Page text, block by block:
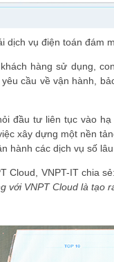
dịch vụ điện toán đám
hàng sử dụng,
cầu về vận hành,
đầu tư liên tục vào
xây dựng một nền
hành các dịch vụ số
Cloud, VNPT-IT chia
với VNPT Cloud là